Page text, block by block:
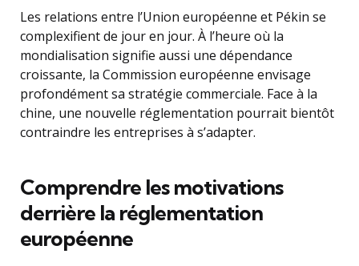
Les relations entre l’Union européenne et Pékin se
complexifient de jour en jour. À l’heure où la
mondialisation signifie aussi une dépendance
croissante, la Commission européenne envisage
profondément sa stratégie commerciale. Face à la
chine, une nouvelle réglementation pourrait bientôt
contraindre les entreprises à s’adapter.
Comprendre les motivations
derrière la réglementation
européenne